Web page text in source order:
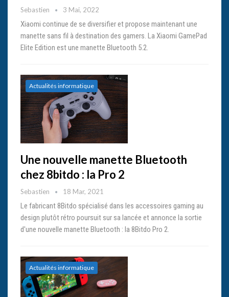
Sebastien 3 Mai, 2022
Xiaomi continue de se diversifier et propose maintenant une
manette sans fil à destination des gamers. La Xiaomi GamePad
Elite Edition est une manette Bluetooth 5.2.
Actualités informatique
Une nouvelle manette Bluetooth
chez 8bitdo : la Pro 2
Sebastien 18 Mar, 2021
Le fabricant 8Bitdo spécialisé dans les accessoires gaming au
design plutôt rétro poursuit sur sa lancée et annonce la sortie
d'une nouvelle manette Bluetooth : la 8Bitdo Pro 2.
Actualités informatique